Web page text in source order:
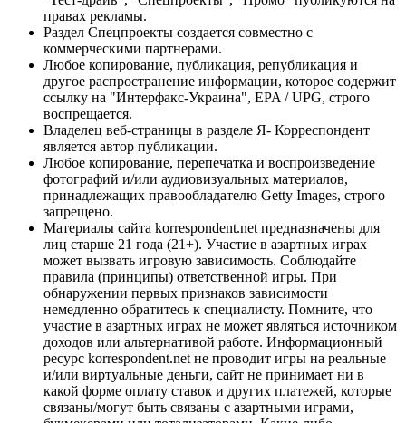
правах рекламы.
Раздел Спецпроекты создается совместно с
коммерческими партнерами.
Любое копирование, публикация, републикация и
другое распространение информации, которое содержит
ссылку на "Интерфакс-Украина", EPA / UPG, строго
воспрещается.
Владелец веб-страницы в разделе Я- Корреспондент
является автор публикации.
Любое копирование, перепечатка и воспроизведение
фотографий и/или аудиовизуальных материалов,
принадлежащих правообладателю Getty Images, строго
запрещено.
Материалы сайта korrespondent.net предназначены для
лиц старше 21 года (21+). Участие в азартных играх
может вызвать игровую зависимость. Соблюдайте
правила (принципы) ответственной игры. При
обнаружении первых признаков зависимости
немедленно обратитесь к специалисту. Помните, что
участие в азартных играх не может являться источником
доходов или альтернативой работе. Информационный
ресурс korrespondent.net не проводит игры на реальные
и/или виртуальные деньги, сайт не принимает ни в
какой форме оплату ставок и других платежей, которые
связаны/могут быть связаны с азартными играми,